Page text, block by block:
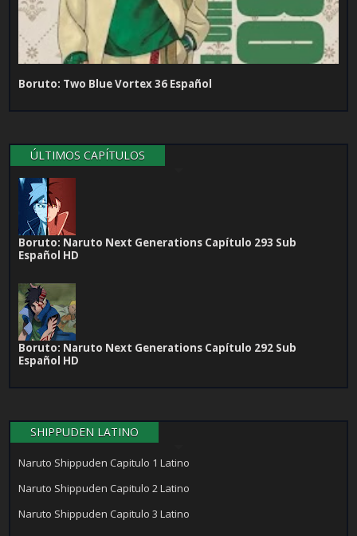
Boruto: Two Blue Vortex 36 Español
ÚLTIMOS CAPÍTULOS
Boruto: Naruto Next Generations Capítulo 293 Sub
Español HD
Boruto: Naruto Next Generations Capítulo 292 Sub
Español HD
SHIPPUDEN LATINO
Naruto Shippuden Capitulo 1 Latino
Naruto Shippuden Capitulo 2 Latino
Naruto Shippuden Capitulo 3 Latino